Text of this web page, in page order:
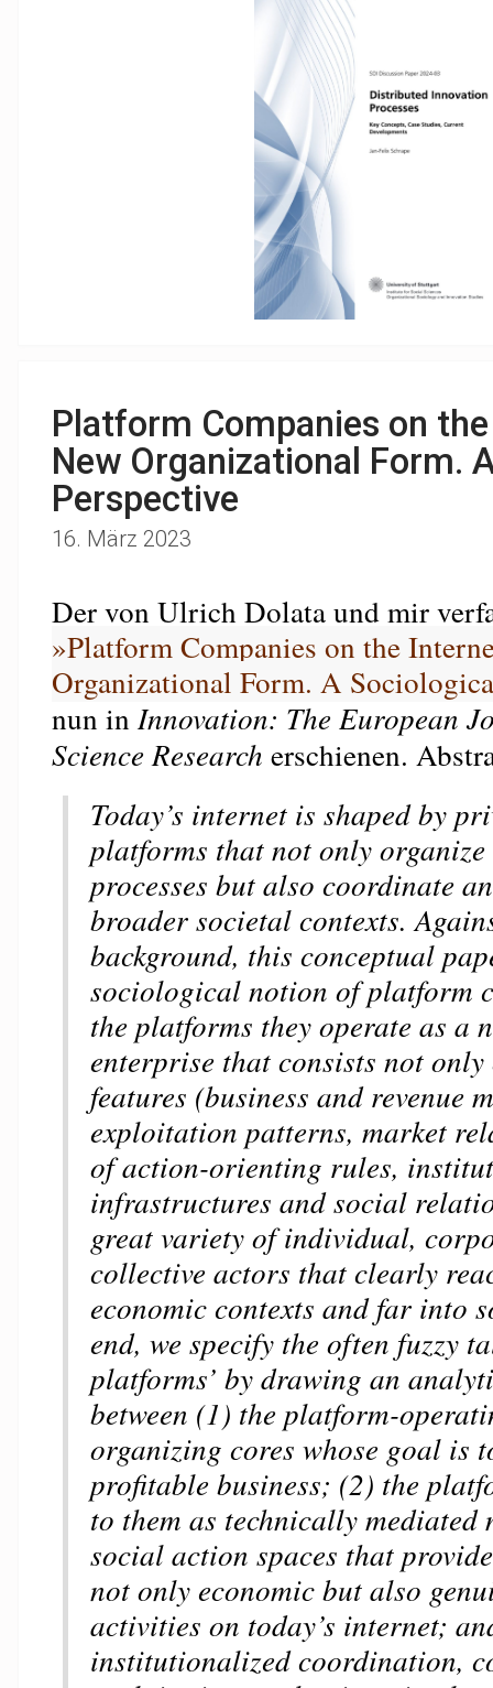
Platform Companies on
New Organizational Form.
Perspective
16. März 2023
Der von Ulrich Dolata und mir
»Platform Companies on the
Organizational Form. A
nun inInnovation: The European
Science Research erschienen.
Today’s internet is shaped by
platforms that not only organize
processes but also coordinate
broader societal contexts.
background, this conceptual
sociological notion of platform
the platforms they operate as a
enterprise that consists not only
features (business and revenue
exploitation patterns, market
of action-orienting rules,
infrastructures and social
great variety of individual,
collective actors that clearly
economic contexts and far into
end, we specify the often fuzzy
platforms’ by drawing an
between (1) the platform-
organizing cores whose goal is
profitable business; (2) the
to them as technically mediated
social action spaces that
not only economic but also
activities on today’s internet;
institutionalized coordination,